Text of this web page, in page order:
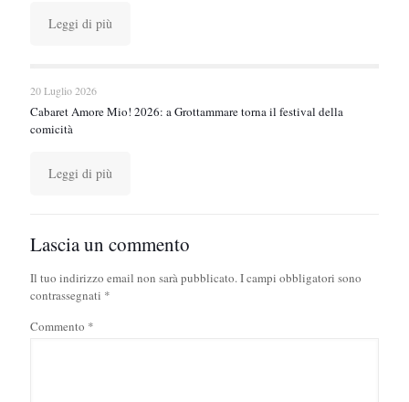
Leggi di più
20 Luglio 2026
Cabaret Amore Mio! 2026: a Grottammare torna il festival della
comicità
Leggi di più
Lascia un commento
Il tuo indirizzo email non sarà pubblicato.I campi obbligatori sono
contrassegnati *
Commento *